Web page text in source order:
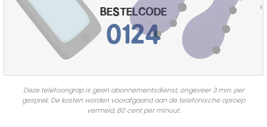
bestelcode
0124
Deze telefoongrap is geen abonnementsdienst, ongeveer 3 min. per
gesprek. De kosten worden voorafgaand aan de telefonische oproep
vermeld, 80 cent per minuut.